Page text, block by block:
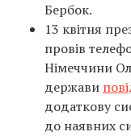
Бербок.
13 квітня
провів
Німеччини
держави
додаткову
до наявних